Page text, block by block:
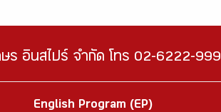
ร อินสไปร์ จำกัด โทร 02-6222-999
English Program (EP)